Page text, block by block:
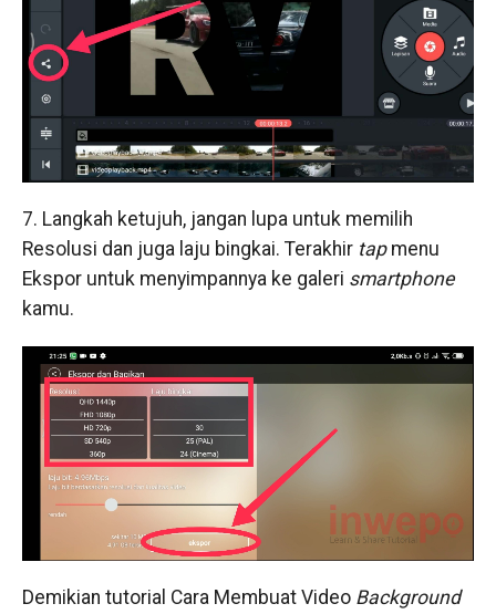
7. Langkah ketujuh, jangan lupa untuk memilih
Resolusi dan juga laju bingkai. Terakhir tapmenu
Ekspor untuk menyimpannya ke galeri smartphone
kamu.
Demikian tutorial Cara Membuat Video Background